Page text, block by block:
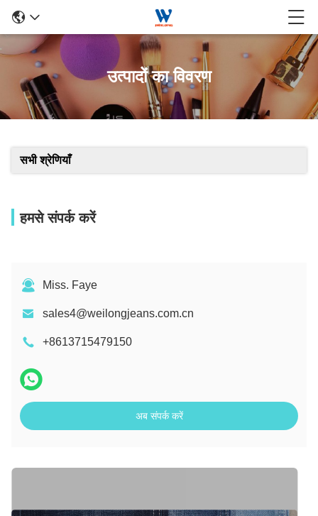
उत्पादों का विवरण
सभी श्रेणियाँ
हमसे संपर्क करें
Miss. Faye
sales4@weilongjeans.com.cn
+8613715479150
अब संपर्क करें